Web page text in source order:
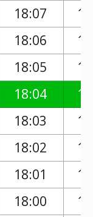
18:07
18:06
18:05
18:04
18:03
18:02
18:01
18:00